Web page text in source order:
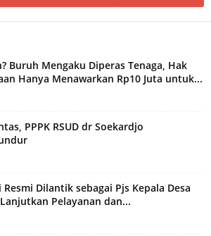
Buruh Mengaku Diperas Tenaga, Hak
Hanya Menawarkan Rp10 Juta untuk...
PPPK RSUD dr Soekardjo
Dilantik sebagai Pjs Kepala Desa
Pelayanan dan...